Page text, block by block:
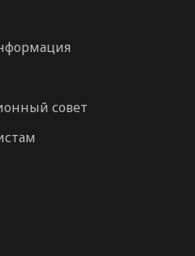
совет